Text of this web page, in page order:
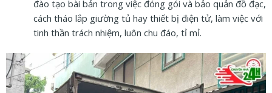
đào tạo bài bản trong việc đóng gói và bảo quản đồ đạc,
cách tháo lắp giường tủ hay thiết bị điện tử, làm việc với
tinh thần trách nhiệm, luôn chu đáo, tỉ mỉ.